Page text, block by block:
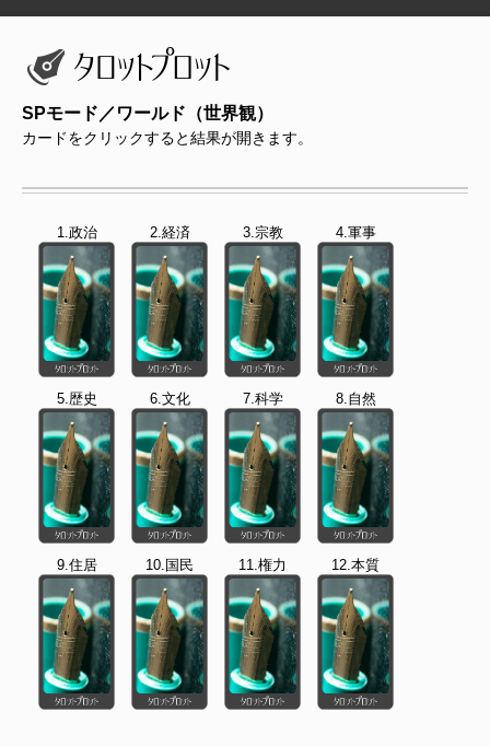
SPモード／ワールド（世界観）
カードをクリックすると結果が開きます。
1.政治 2.経済 3.宗教 4.軍事
5.歴史 6.文化 7.科学 8.自然
9.住居 10.国民 11.権力 12.本質